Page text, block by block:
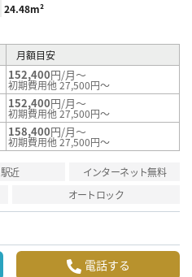
24.48m²
月額目安
152,400円/月～
初期費用他 27,500円～
152,400円/月～
初期費用他 27,500円～
158,400円/月～
初期費用他 27,500円～
駅近
インターネット無料
オートロック
電話する